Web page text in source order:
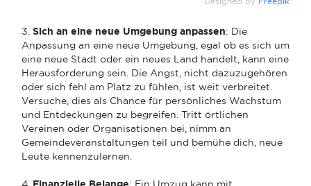
3. Sich an eine neue Umgebung anpassen: Die
Anpassung an eine neue Umgebung, egal ob es sich um
eine neue Stadt oder ein neues Land handelt, kann eine
Herausforderung sein. Die Angst, nicht dazuzugehören
oder sich fehl am Platz zu fühlen, ist weit verbreitet.
Versuche, dies als Chance für persönliches Wachstum
und Entdeckungen zu begreifen. Tritt örtlichen
Vereinen oder Organisationen bei, nimm an
Gemeindeveranstaltungen teil und bemühe dich, neue
Leute kennenzulernen.